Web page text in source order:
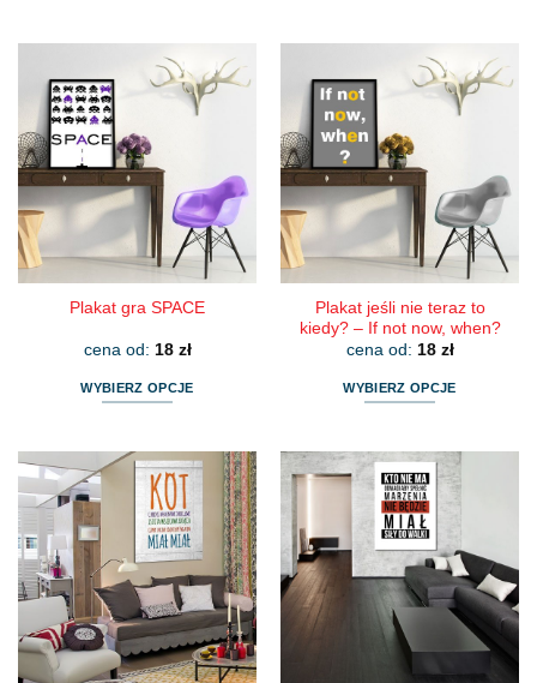
wiele
wariantów.
Opcje
można
wybrać
na
stronie
produktu
wiele
wariantów.
Opcje
można
wybrać
na
stronie
produktu
Plakat gra SPACE
cena od: 18 zł
WYBIERZ OPCJE
ma
wiele
wariantów.
Opcje
można
wybrać
na
stronie
produktu
Plakat jeśli nie teraz to
kiedy? – If not now, when?
cena od: 18 zł
WYBIERZ OPCJE
ma
wiele
wariantów.
Opcje
można
wybrać
na
stronie